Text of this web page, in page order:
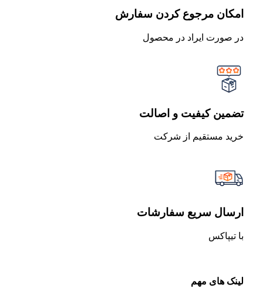
امکان مرجوع کردن سفارش
در صورت ایراد در محصول
تضمین کیفیت و اصالت
خرید مستقیم از شرکت
ارسال سریع سفارشات
با تیپاکس
لینک های مهم